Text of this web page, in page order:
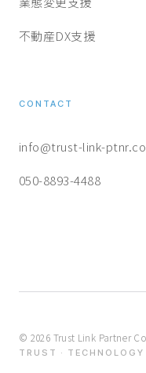
不動産DX支援
CONTACT
info@trust-link-
050-8893-4488
© 2026 Trust Link Partner
TRUST ·